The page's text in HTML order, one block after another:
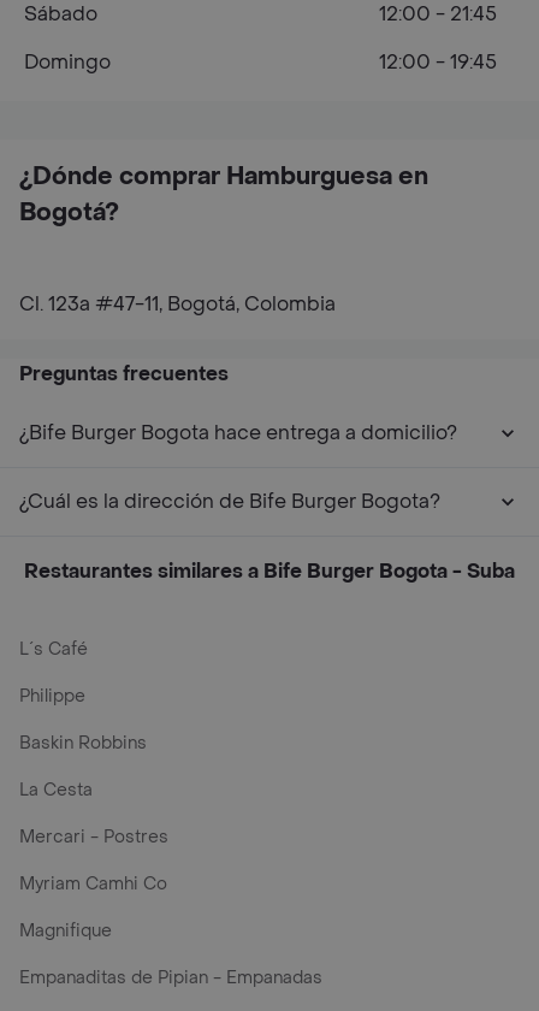
¿Dónde comprar Hamburguesa en
Bogotá?
Cl. 123a #47-11, Bogotá, Colombia
Sábado
12:00 - 21:45
Domingo
12:00 - 19:45
Preguntas frecuentes
¿Bife Burger Bogota hace entrega a domicilio?
¿Cuál es la dirección de Bife Burger Bogota?
Restaurantes similares a Bife Burger Bogota - Suba
L´s Café
Philippe
Baskin Robbins
La Cesta
Mercari - Postres
Myriam Camhi Co
Magnifique
Empanaditas de Pipian - Empanadas